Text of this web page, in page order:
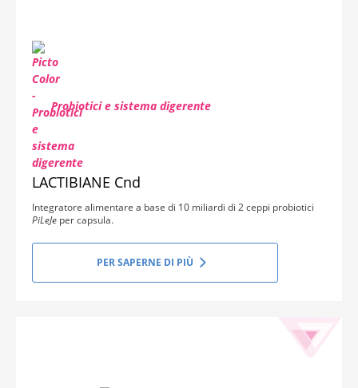
Probiotici e sistema digerente
LACTIBIANE Cnd
Integratore alimentare a base di 10 miliardi di 2 ceppi probiotici
PiLeJe per capsula.
PER SAPERNE DI PIÙ